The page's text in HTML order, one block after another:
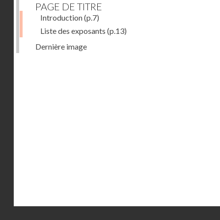
PAGE DE TITRE
Introduction(p.7)
Liste des exposants (p.13)
Dernière image